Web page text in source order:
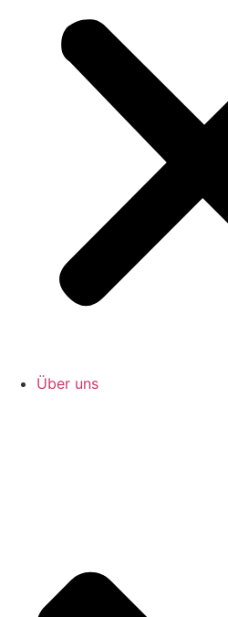
Über uns